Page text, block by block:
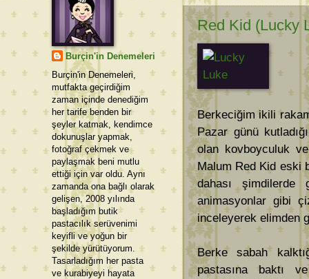
Red Kid (Lucky
Berkeciğim ikili
Pazar günü
olan kovboyculuk
Malum Red Kid eski
dahası şimdilerde
animasyonlar gibi
inceleyerek elimden
Berke sabah
pastasına baktı
Burçin'in Denemeleri
Burçin'in Denemeleri,
mutfakta geçirdiğim
zaman içinde denediğim
her tarife benden bir
şeyler katmak, kendimce
dokunuşlar yapmak,
fotoğraf çekmek ve
paylaşmak beni mutlu
ettiği için var oldu. Aynı
zamanda ona bağlı olarak
gelişen, 2008 yılında
başladığım butik
pastacılık serüvenimi
keyifli ve yoğun bir
şekilde yürütüyorum.
Tasarladığım her pasta
ve kurabiyeyi hayata